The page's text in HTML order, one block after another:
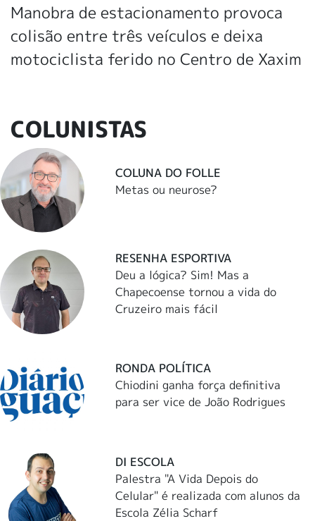
Manobra de estacionamento provoca
colisão entre três veículos e deixa
motociclista ferido no Centro de Xaxim
COLUNISTAS
COLUNA DO FOLLE
Metas ou neurose?
RESENHA ESPORTIVA
Deu a lógica? Sim! Mas a
Chapecoense tornou a vida do
Cruzeiro mais fácil
RONDA POLÍTICA
Chiodini ganha força definitiva
para ser vice de João Rodrigues
DI ESCOLA
Palestra "A Vida Depois do
Celular" é realizada com alunos da
Escola Zélia Scharf